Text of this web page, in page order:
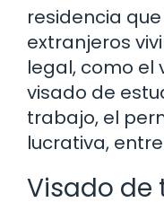
residencia
extranjeros
legal, como el
visado de
trabajo, el
lucrativa,
Visado de